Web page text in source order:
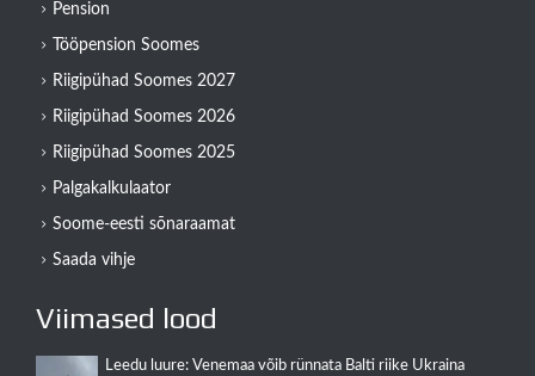
Pension
Tööpension Soomes
Riigipühad Soomes 2027
Riigipühad Soomes 2026
Riigipühad Soomes 2025
Palgakalkulaator
Soome-eesti sõnaraamat
Saada vihje
Viimased lood
Leedu luure: Venemaa võib rünnata Balti riike Ukraina